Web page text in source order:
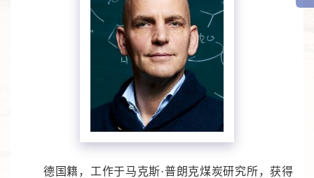
德国籍，工作于马克斯·普朗克煤炭研究所，获得